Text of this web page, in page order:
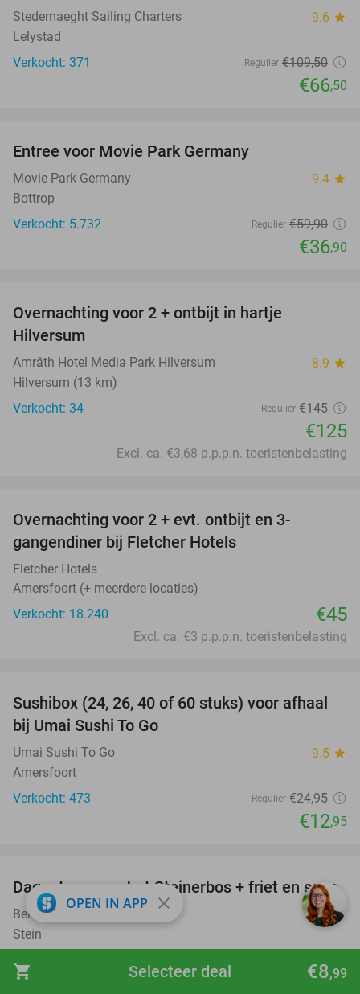
shopping_cart €8,99
Selecteer deal
Stedemaeght Sailing Charters 9.6 star
Lelystad
Verkocht: 371
Regulier €109,50
€66,50
Entree voor Movie Park Germany
Movie Park Germany 9.4 star
Bottrop
Verkocht: 5.732
Regulier €59,90
€36,90
Overnachting voor 2 + ontbijt in hartje
Hilversum
Amrâth Hotel Media Park Hilversum 8.9 star
Hilversum (13 km)
Verkocht: 34
Regulier €145
€125
Excl. ca. €3,68 p.p.p.n. toeristenbelasting
Overnachting voor 2 + evt. ontbijt en 3-
gangendiner bij Fletcher Hotels
Fletcher Hotels
Amersfoort (+ meerdere locaties)
Verkocht: 18.240
€45
Excl. ca. €3 p.p.p.n. toeristenbelasting
48%
Sushibox (24, 26, 40 of 60 stuks) voor afhaal
bij Umai Sushi To Go
Umai Sushi To Go 9.5 star
Amersfoort
Verkocht: 473
Regulier €24,95
€12,95
37%
Dagentree voor het Steinerbos + friet en saus
Belevenispark Steinerbos 8.9star
Stein
€9,50
OPEN IN APP close